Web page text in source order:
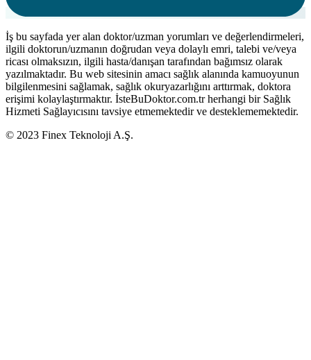
İş bu sayfada yer alan doktor/uzman yorumları ve değerlendirmeleri,
ilgili doktorun/uzmanın doğrudan veya dolaylı emri, talebi ve/veya
ricası olmaksızın, ilgili hasta/danışan tarafından bağımsız olarak
yazılmaktadır. Bu web sitesinin amacı sağlık alanında kamuoyunun
bilgilenmesini sağlamak, sağlık okuryazarlığını arttırmak, doktora
erişimi kolaylaştırmaktır. İsteBuDoktor.com.tr herhangi bir Sağlık
Hizmeti Sağlayıcısını tavsiye etmemektedir ve desteklememektedir.
© 2023 Finex Teknoloji A.Ş.